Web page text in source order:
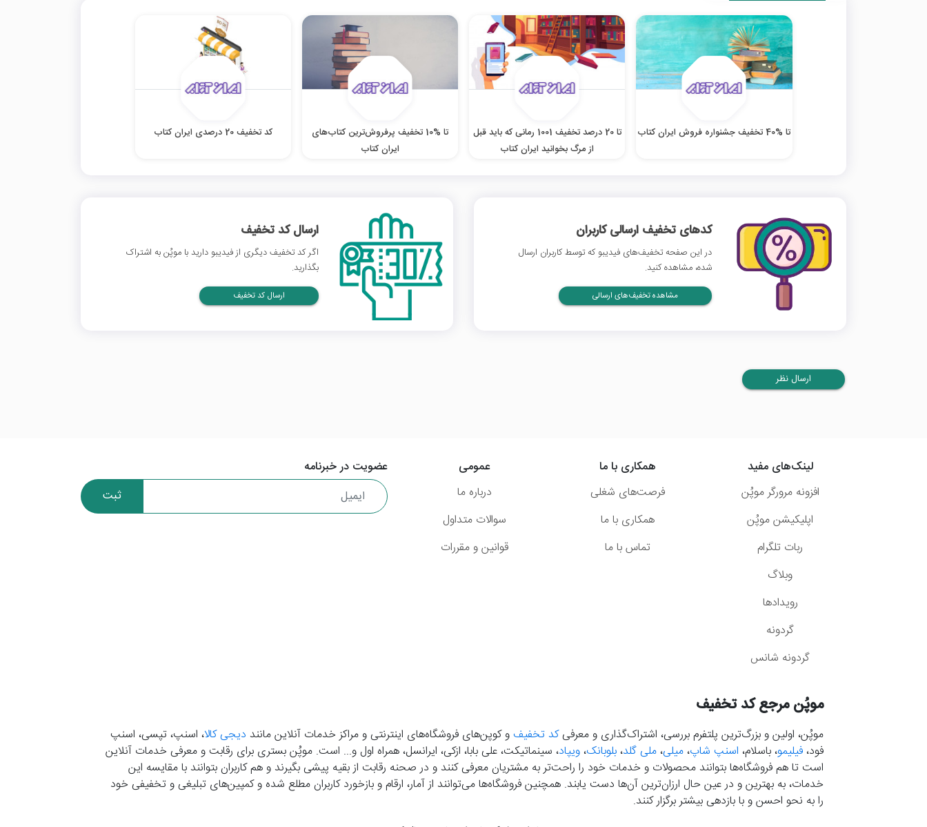
تا %40 تخفیف جشنواره فروش ایران کتاب
تا 20 درصد تخفیف 1001 رمانی که باید قبل
از مرگ بخوانید ایران کتاب
تا %10 تخفیف پرفروش‌ترین کتاب‌های
ایران کتاب
کد تخفیف 20 درصدی ایران کتاب
کدهای تخفیف ارسالی کاربران
در این صفحه تخفیف‌های فیدیبو که توسط کاربران ارسال
شده، مشاهده کنید.
مشاهده تخفیف‌های ارسالی
ارسال کد تخفیف
اگر کد تخفیف دیگری از فیدیبو دارید با موپُن به اشتراک
بگذارید.
ارسال کد تخفیف
ارسال نظر
عضویت در خبرنامه
ثبت
لینک‌های مفید
افزونه مرورگر موپُن
اپلیکیشن موپُن
ربات تلگرام
وبلاگ
رویدادها
گردونه
گردونه شانس
همکاری با ما
فرصت‌های شغلی
همکاری با ما
تماس با ما
عمومی
درباره ما
سوالات متداول
قوانین و مقررات
موپُن مرجع کد تخفیف
موپُن، اولین و بزرگ‌ترین پلتفرم بررسی، اشتراک‌گذاری و معرفیکد تخفیفو کوپن‌های فروشگاه‌های اینترنتی و مراکز خدمات آنلاین مانند دیجی کالا، اسنپ، تپسی، اسنپ
فود، فیلیمو، باسلام، اسنپ شاپ، میلی، ملی گلد، بلوبانک، ویپاد، سینماتیکت، علی بابا، ازکی، ایرانسل، همراه اول و... است. موپُن بستری برای رقابت و معرفی خدمات آنلاین
است تا هم فروشگاه‌ها بتوانند محصولات و خدمات خود را راحت‌تر به مشتریان معرفی کنند و در صحنه رقابت از بقیه پیشی بگیرند و هم کاربران بتوانند با مقایسه این
خدمات، به بهترین و در عین حال ارزان‌ترین آن‌ها دست‌ یابند. همچنین فروشگاه‌ها می‌توانند از آمار، ارقام و بازخورد کاربران مطلع شده و کمپین‌های تبلیغی و تخفیفی خود
را به نحو احسن و با بازدهی بیشتر برگزار کنند.